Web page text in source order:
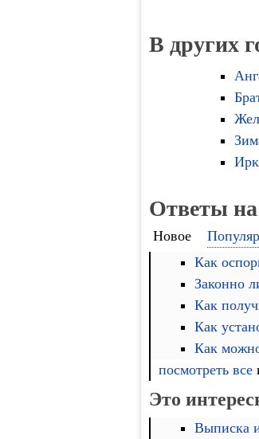
В других
Ответы
Новое
Как
Законно
Как
Как
Как
посмотреть все
Это
Выписка